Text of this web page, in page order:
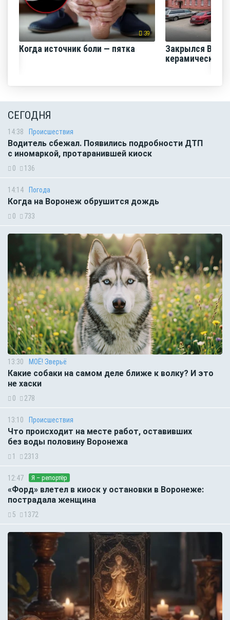
39
Когда источник боли — пятка
Закрылся
керамический
СЕГОДНЯ
14:38 Происшествия
Водитель сбежал. Появились подробности ДТП
с иномаркой, протаранившей киоск
0 136
14:14 Погода
Когда на Воронеж обрушится дождь
0 733
13:30 МОЁ! Зверьё
Какие собаки на самом деле ближе к волку? И это
не хаски
0 278
13:10 Происшествия
Что происходит на месте работ, оставивших
без воды половину Воронежа
1 2313
12:47 Я – репортёр
«Форд» влетел в киоск у остановки в Воронеже:
пострадала женщина
5 1372